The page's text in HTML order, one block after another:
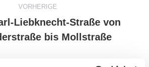
VORHERIGE
project:
Liebknecht-Straße von
bis Mollstraße